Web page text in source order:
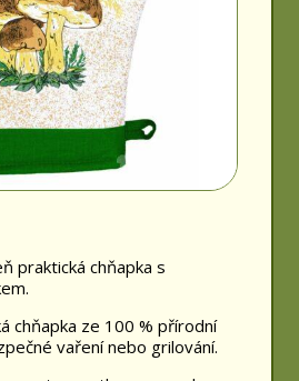
praktická chňapka s
chňapka ze 100 % přírodní
vaření nebo grilování.